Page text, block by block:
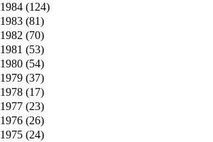
1984 (124)
1983 (81)
1982 (70)
1981 (53)
1980 (54)
1979 (37)
1978 (17)
1977 (23)
1976 (26)
1975 (24)